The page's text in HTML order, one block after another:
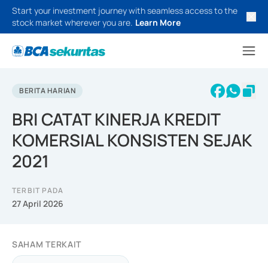
Start your investment journey with seamless access to the
stock market wherever you are. Learn More
BERITA HARIAN
BRI CATAT KINERJA KREDIT
KOMERSIAL KONSISTEN SEJAK
2021
TERBIT PADA
27 April 2026
SAHAM TERKAIT